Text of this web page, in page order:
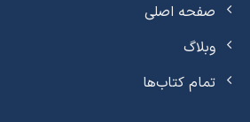
صفحه اصلی
وبلاگ
تمام کتاب‌ها